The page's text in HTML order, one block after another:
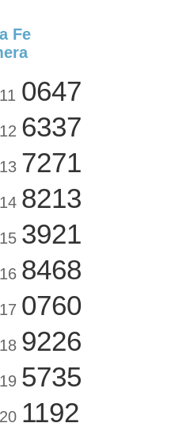
Fe
11 0647
12 6337
13 7271
14 8213
15 3921
16 8468
17 0760
18 9226
19 5735
20 1192